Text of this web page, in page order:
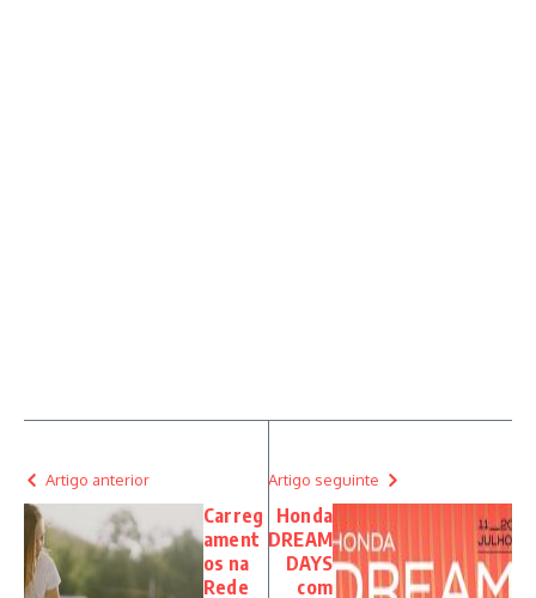
Artigo anterior
Carreg
ament
os na
Rede
Artigo seguinte
Honda
DREAM
DAYS
com